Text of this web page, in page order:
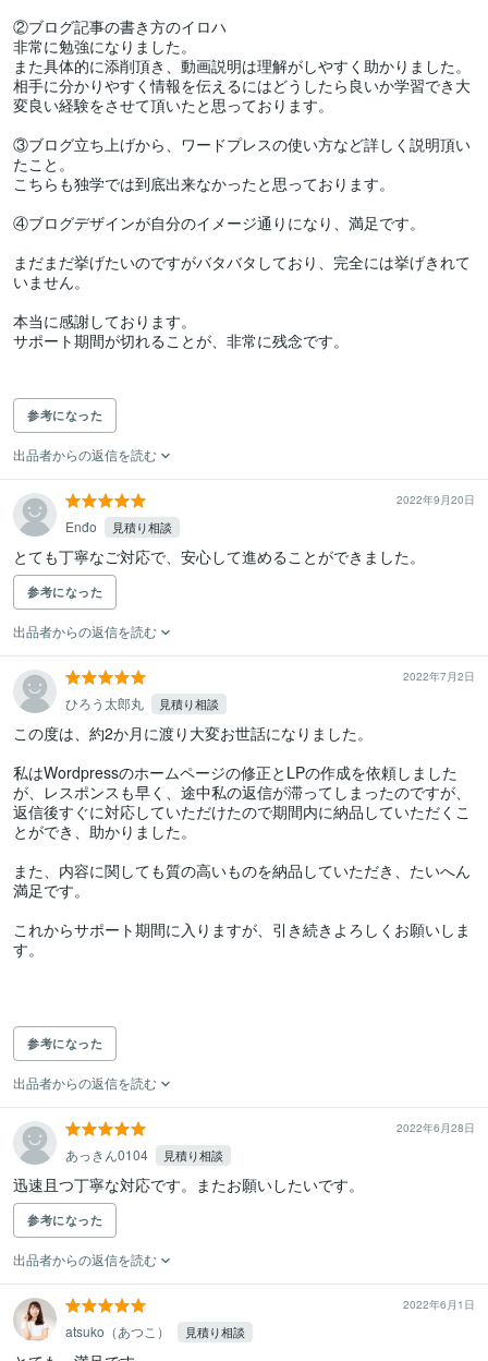
②ブログ記事の書き方のイロハ
非常に勉強になりました。
また具体的に添削頂き、動画説明は理解がしやすく助かりました。
相手に分かりやすく情報を伝えるにはどうしたら良いか学習でき大
変良い経験をさせて頂いたと思っております。
③ブログ立ち上げから、ワードプレスの使い方など詳しく説明頂い
たこと。
こちらも独学では到底出来なかったと思っております。
④ブログデザインが自分のイメージ通りになり、満足です。
まだまだ挙げたいのですがバタバタしており、完全には挙げきれて
いません。
本当に感謝しております。
サポート期間が切れることが、非常に残念です。
参考になった
出品者からの返信を読む
2022年9月20日
Enđo 見積り相談
とても丁寧なご対応で、安心して進めることができました。
参考になった
出品者からの返信を読む
2022年7月2日
ひろう太郎丸 見積り相談
この度は、約2か月に渡り大変お世話になりました。
私はWordpressのホームページの修正とLPの作成を依頼しました
が、レスポンスも早く、途中私の返信が滞ってしまったのですが、
返信後すぐに対応していただけたので期間内に納品していただくこ
とができ、助かりました。
また、内容に関しても質の高いものを納品していただき、たいへん
満足です。
これからサポート期間に入りますが、引き続きよろしくお願いしま
す。
参考になった
出品者からの返信を読む
2022年6月28日
あっきん0104 見積り相談
迅速且つ丁寧な対応です。またお願いしたいです。
参考になった
出品者からの返信を読む
2022年6月1日
atsuko（あつこ） 見積り相談